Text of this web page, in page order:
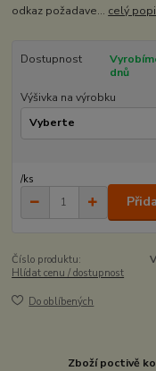
odkaz požadave... celý
Dostupnost
dnů
Výšivka na výrobku
/ks
Číslo produktu:
Hlídat cenu / dostupnost
Do oblíbených
Zboží poctivě